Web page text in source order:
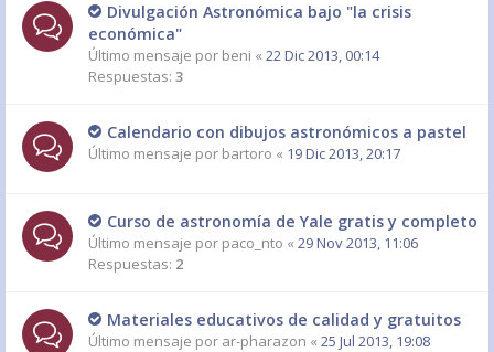
Divulgación Astronómica bajo "la crisis
económica"
Último mensaje por beni « 22 Dic 2013, 00:14
Respuestas: 3
Calendario con dibujos astronómicos a pastel
Último mensaje por bartoro « 19 Dic 2013, 20:17
Curso de astronomía de Yale gratis y completo
Último mensaje por paco_nto « 29 Nov 2013, 11:06
Respuestas: 2
Materiales educativos de calidad y gratuitos
Último mensaje por ar-pharazon « 25 Jul 2013, 19:08